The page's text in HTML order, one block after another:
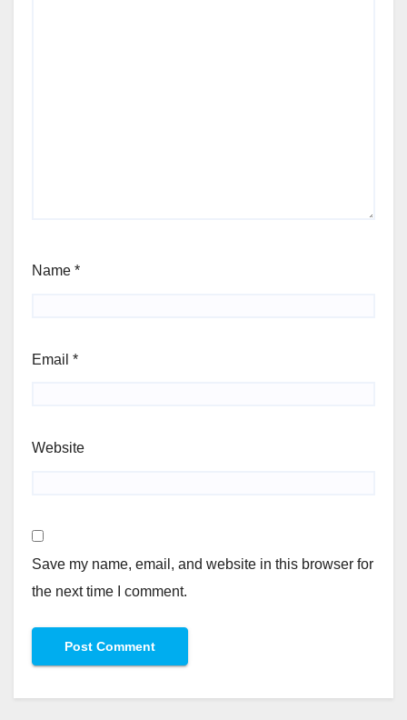
Name *
Email *
Website
Save my name, email, and website in this browser for
the next time I comment.